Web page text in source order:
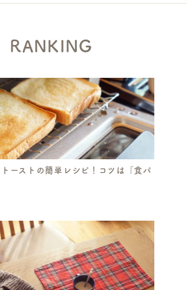
RANKING
ーストの簡単レシピ！コツは「食パ